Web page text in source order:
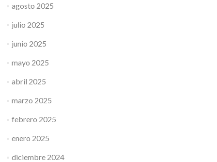
agosto 2025
julio 2025
junio 2025
mayo 2025
abril 2025
marzo 2025
febrero 2025
enero 2025
diciembre 2024